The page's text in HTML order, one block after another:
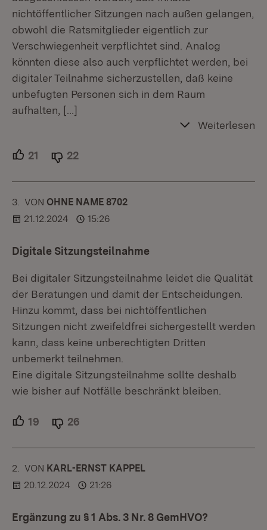
nichtöffentlicher Sitzungen nach außen gelangen,
obwohl die Ratsmitglieder eigentlich zur
Verschwiegenheit verpflichtet sind. Analog
könnten diese also auch verpflichtet werden, bei
digitaler Teilnahme sicherzustellen, daß keine
unbefugten Personen sich in dem Raum
aufhalten, […]
Weiterlesen
21 Unterstützer.
22
3. KOMMENTAR
VON :OHNE NAME 8702
21.12.2024
15:26
Digitale Sitzungsteilnahme
Bei digitaler Sitzungsteilnahme leidet die Qualität
der Beratungen und damit der Entscheidungen.
Hinzu kommt, dass bei nichtöffentlichen
Sitzungen nicht zweifeldfrei sichergestellt werden
kann, dass keine unberechtigten Dritten
unbemerkt teilnehmen.
Eine digitale Sitzungsteilnahme sollte deshalb
wie bisher auf Notfälle beschränkt bleiben.
19 Unterstützer.
26
2. KOMMENTAR
VON :KARL-ERNST KAPPEL
20.12.2024
21:26
Ergänzung zu § 1 Abs. 3 Nr. 8 GemHVO?